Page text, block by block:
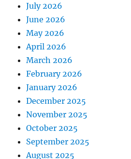
July 2026
June 2026
May 2026
April 2026
March 2026
February 2026
January 2026
December 2025
November 2025
October 2025
September 2025
August 2025